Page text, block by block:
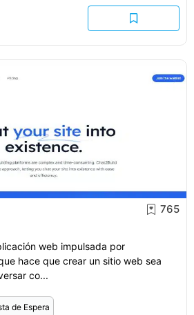
765
web impulsada por
hace que crear un sitio web sea
co...
de Espera